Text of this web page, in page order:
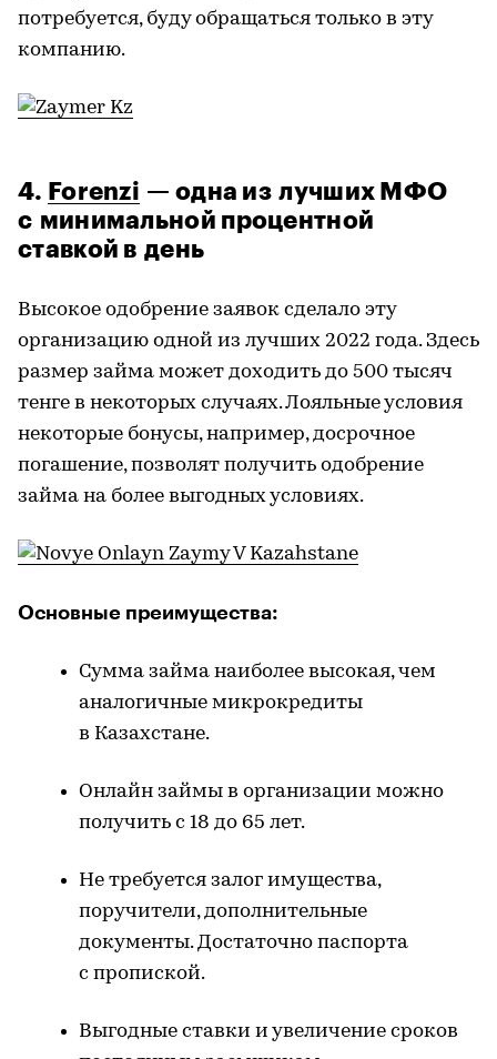
потребуется, буду обращаться только в эту
компанию.
4. Forenzi — одна из лучших МФО
с минимальной процентной
ставкой в день
Высокое одобрение заявок сделало эту
организацию одной из лучших 2022 года. Здесь
размер займа может доходить до 500 тысяч
тенге в некоторых случаях. Лояльные условия
некоторые бонусы, например, досрочное
погашение, позволят получить одобрение
займа на более выгодных условиях.
Основные преимущества:
Сумма займа наиболее высокая, чем
аналогичные микрокредиты
в Казахстане.
Онлайн займы в организации можно
получить с 18 до 65 лет.
Не требуется залог имущества,
поручители, дополнительные
документы. Достаточно паспорта
с пропиской.
Выгодные ставки и увеличение сроков